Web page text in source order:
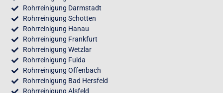
Rohrreinigung Darmstadt
Rohrreinigung Schotten
Rohrreinigung Hanau
Rohrreinigung Frankfurt
Rohrreinigung Wetzlar
Rohrreinigung Fulda
Rohrreinigung Offenbach
Rohrreinigung Bad Hersfeld
Rohrreinigung Alsfeld